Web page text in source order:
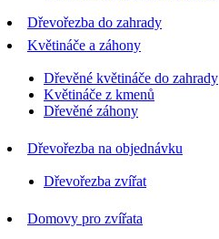
Dřevořezba do zahrady
Květináče a záhony
Dřevěné květináče do zahrady
Květináče z kmenů
Dřevěné záhony
Dřevořezba na objednávku
Dřevořezba zvířat
Domovy pro zvířata